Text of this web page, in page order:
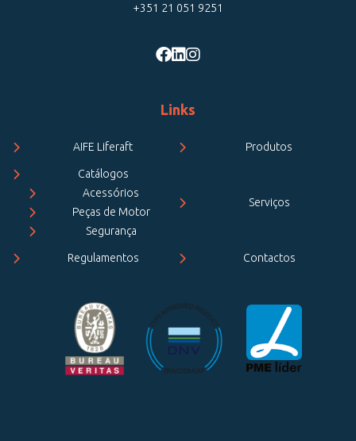
+351 21 051 9251
Links
AIFE Liferaft Produtos
Catálogos
Acessórios
Peças de Motor
Segurança
Serviços
Regulamentos Contactos